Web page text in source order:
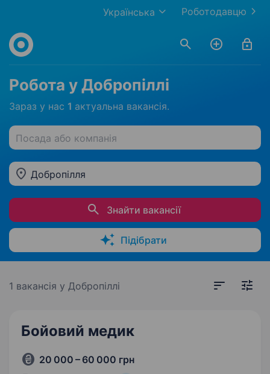
Роботодавцю
Українська
Робота у Добропіллі
Зараз у нас 1 актуальна вакансія.
Посада або компанія
Добропілля
Знайти вакансії
Підібрати
1 вакансія у Добропіллі
Бойовий медик
20 000 – 60 000 грн